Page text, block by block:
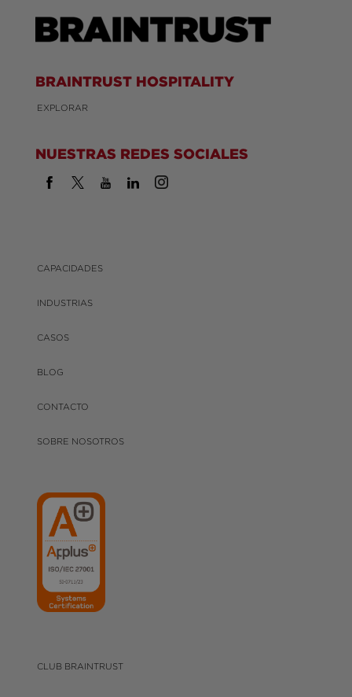
BRAINTRUST HOSPITALITY
EXPLORAR
NUESTRAS REDES SOCIALES
CAPACIDADES
INDUSTRIAS
CASOS
BLOG
CONTACTO
SOBRE NOSOTROS
CLUB BRAINTRUST